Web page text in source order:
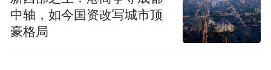
中轴，如今国资改写城市顶
豪格局